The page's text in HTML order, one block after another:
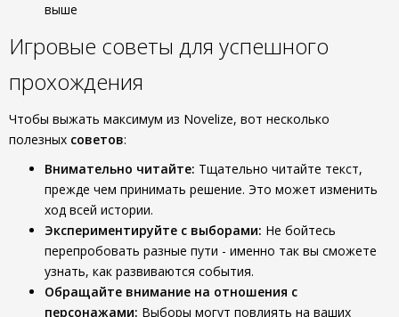
выше
Игровые советы для успешного
прохождения
Чтобы выжать максимум из Novelize, вот несколько
полезных советов:
Внимательно читайте: Тщательно читайте текст,
прежде чем принимать решение. Это может изменить
ход всей истории.
Экспериментируйте с выборами: Не бойтесь
перепробовать разные пути - именно так вы сможете
узнать, как развиваются события.
Обращайте внимание на отношения с
персонажами: Выборы могут повлиять на ваших